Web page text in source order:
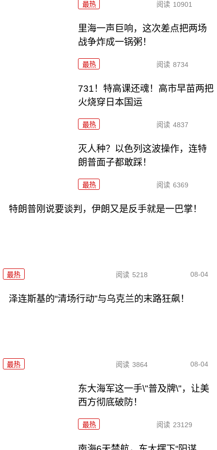
最热 阅读 10901
里海一声巨响，这次差点把两场
战争炸成一锅粥！
最热 阅读 8734
731！特高课还魂！高市早苗两把
火烧穿日本国运
最热 阅读 4837
灭人种？以色列这波操作，连特
朗普面子都敢踩！
最热 阅读 6369
特朗普刚说要谈判，伊朗又是反手就是一巴掌！
最热 阅读 5218 08-04
泽连斯基的“清场行动”与乌克兰的末路狂飙！
最热 阅读 3864 08-04
东大海军这一手\"普及牌\"，让美
西方彻底破防！
最热 阅读 23129